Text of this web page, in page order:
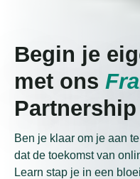
Begin je
met ons
Ben je klaar om je aan
dat de toekomst van
Learn stap je in een